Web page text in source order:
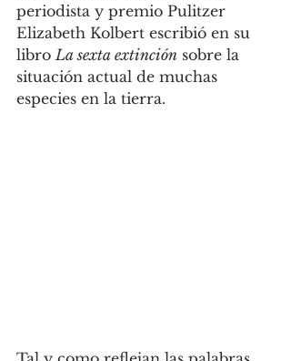
periodista y premio Pulitzer
Elizabeth Kolbert escribió en su
libro La sexta extinción sobre la
situación actual de muchas
especies en la tierra.